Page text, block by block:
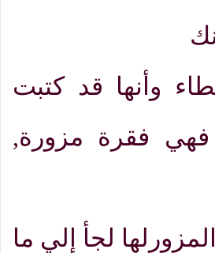
وأنها قد كتبت
فهي فقرة مزورة,
لجأ إلي ما